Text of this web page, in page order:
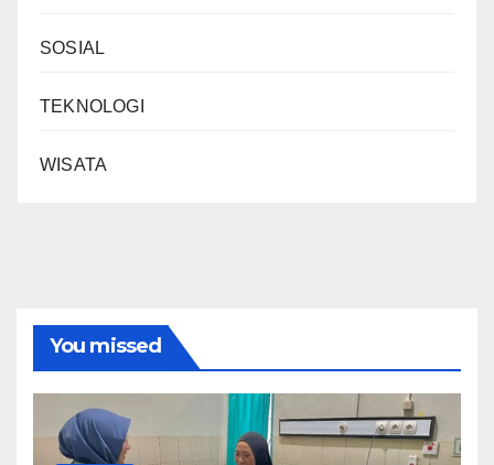
SOSIAL
TEKNOLOGI
WISATA
You missed